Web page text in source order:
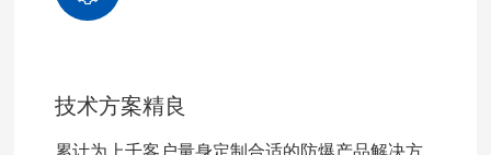
技术方案精良
累计为上千客户量身定制合适的防爆产品解决方